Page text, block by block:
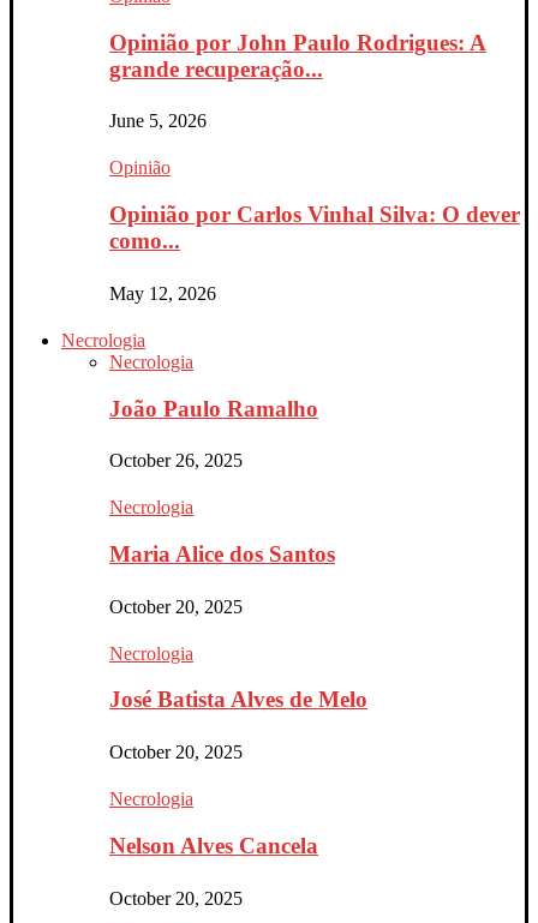
Opinião por John Paulo Rodrigues: A
grande recuperação...
June 5, 2026
Opinião
Opinião por Carlos Vinhal Silva: O dever
como...
May 12, 2026
Necrologia
Necrologia
João Paulo Ramalho
October 26, 2025
Necrologia
Maria Alice dos Santos
October 20, 2025
Necrologia
José Batista Alves de Melo
October 20, 2025
Necrologia
Nelson Alves Cancela
October 20, 2025